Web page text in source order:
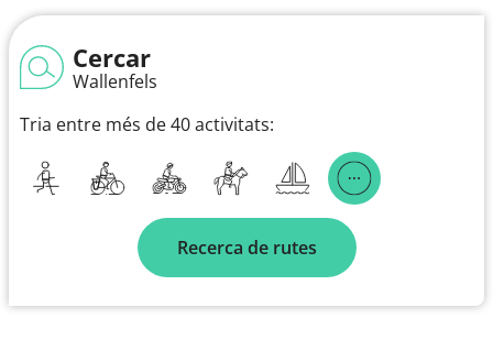
Cercar
Wallenfels
Tria entre més de 40 activitats:
Recerca de rutes